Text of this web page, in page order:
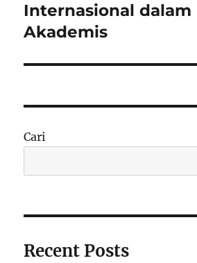
Internasional
Akademis
Cari
Recent Posts